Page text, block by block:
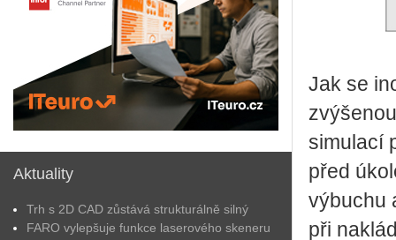
Aktuality
Trh s 2D CAD zůstává strukturálně silný
FARO vylepšuje funkce laserového skeneru
Jak se
simulací
před
výbuchu
při